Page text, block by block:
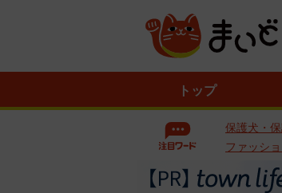
トップ
保護犬・
ファッシ